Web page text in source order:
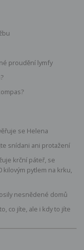
proudění lymfy
se Helena
snídani ani protažení
krční páteř, se
kilovým pytlem na krku,
nesnědené domů
co jíte, ale i kdy to jíte